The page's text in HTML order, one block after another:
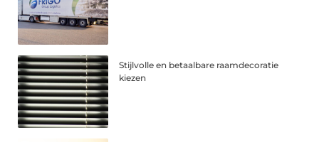
Stijlvolle en betaalbare raamdecoratie
kiezen